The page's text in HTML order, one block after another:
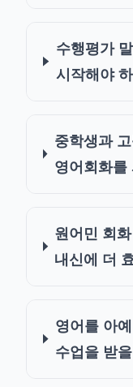
수행평가
시작해야
중학생과
영어회화를
원어민 회
내신에 더
영어를 아
수업을 받